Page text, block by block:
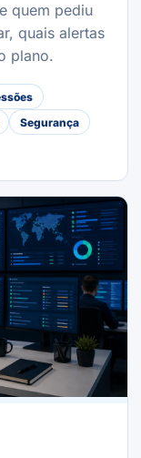
quem pediu
quais alertas
plano.
Segurança